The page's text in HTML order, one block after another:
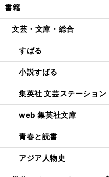
書籍
文芸・文庫・総合
すばる
小説すばる
集英社 文芸ステーション
web 集英社文庫
青春と読書
アジア人物史